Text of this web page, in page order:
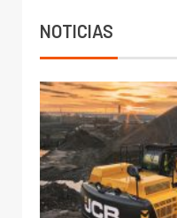
NOTICIAS